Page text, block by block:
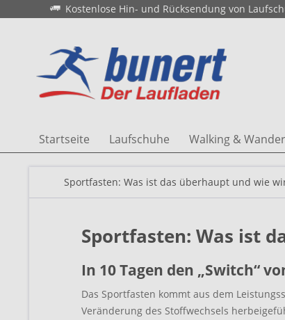
Kostenlose Hin- und Rücksendung von
Startseite Laufschuhe Walking &
Sportfasten: Was ist das überhaupt und wie
Sportfasten: Was ist
In 10 Tagen den „Switch“
Das Sportfasten kommt aus dem
Veränderung des Stoffwechsels